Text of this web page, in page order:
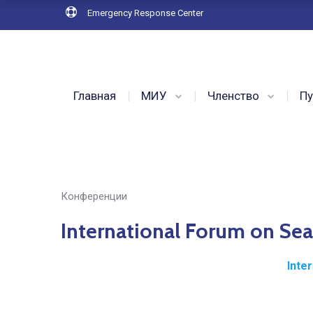
Emergency Response Center
Главная МИУ Членство
Конференции
International Forum on